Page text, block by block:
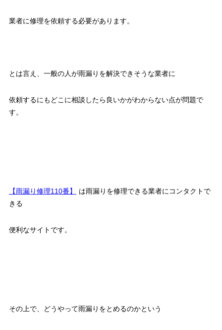
業者に修理を依頼する必要があります。
とは言え、一般の人が雨漏りを解決できそうな業者に
依頼するにもどこに相談したら良いかがわからない点が問題で
す。
【雨漏り修理110番】
は雨漏りを修理できる業者にコンタクトで
きる
便利なサイトです。
その上で、どうやって雨漏りをとめるのかという